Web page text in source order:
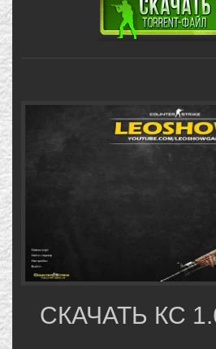
СКАЧАТЬ КС